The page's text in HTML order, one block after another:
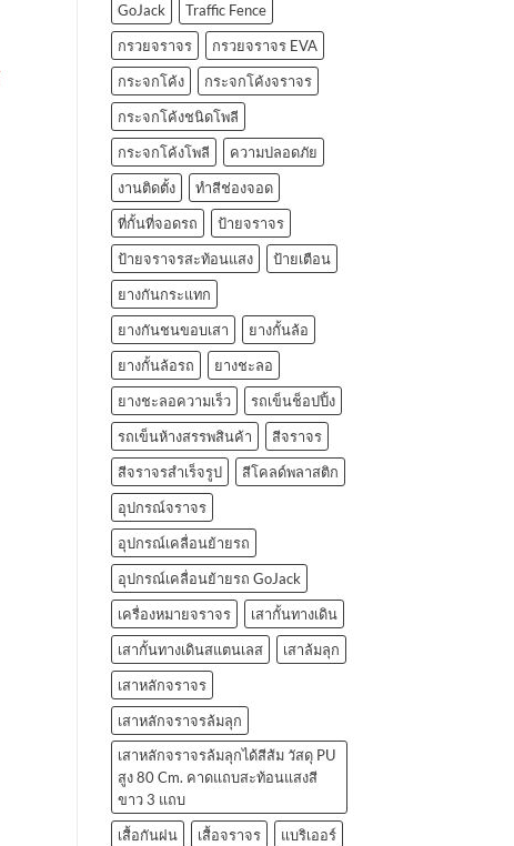
GoJack
Traffic Fence
กรวยจราจร
กรวยจราจร EVA
กระจกโค้ง
กระจกโค้งจราจร
กระจกโค้งชนิดโพลี
กระจกโค้งโพลี
ความปลอดภัย
งานติดตั้ง
ทำสีช่องจอด
ที่กั้นที่จอดรถ
ป้ายจราจร
ป้ายจราจรสะท้อนแสง
ป้ายเตือน
ยางกันกระแทก
ยางกันชนขอบเสา
ยางกั้นล้อ
ยางกั้นล้อรถ
ยางชะลอ
ยางชะลอความเร็ว
รถเข็นช็อปปิ้ง
รถเข็นห้างสรรพสินค้า
สีจราจร
สีจราจรสำเร็จรูป
สีโคลด์พลาสติก
อุปกรณ์จราจร
อุปกรณ์เคลื่อนย้ายรถ
อุปกรณ์เคลื่อนย้ายรถ GoJack
เครื่องหมายจราจร
เสากั้นทางเดิน
เสากั้นทางเดินสแตนเลส
เสาล้มลุก
เสาหลักจราจร
เสาหลักจราจรล้มลุก
เสาหลักจราจรล้มลุกได้สีส้ม วัสดุ PU
สูง 80 Cm. คาดแถบสะท้อนแสงสี
ขาว 3 แถบ
เสื้อกันฝน
เสื้อจราจร
แบริเออร์